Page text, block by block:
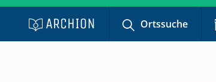
Ortssuche